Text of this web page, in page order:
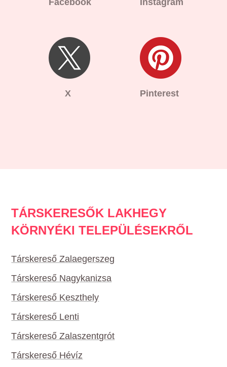
X Pinterest
TÁRSKERESŐK LAKHEGY
KÖRNYÉKI TELEPÜLÉSEKRŐL
Társkereső Zalaegerszeg
Társkereső Nagykanizsa
Társkereső Keszthely
Társkereső Lenti
Társkereső Zalaszentgrót
Társkereső Hévíz